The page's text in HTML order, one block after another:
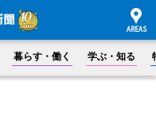
暮らす・働く 学ぶ・知る